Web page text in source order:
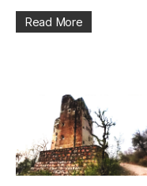
Read More